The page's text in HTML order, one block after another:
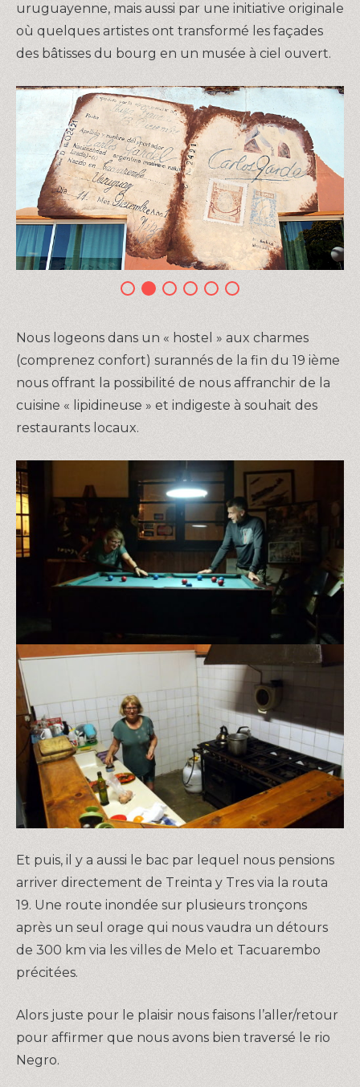
uruguayenne, mais aussi par une initiative originale
où quelques artistes ont transformé les façades
des bâtisses du bourg en un musée à ciel ouvert.
Nous logeons dans un « hostel » aux charmes
(comprenez confort) surannés de la fin du 19 ième
nous offrant la possibilité de nous affranchir de la
cuisine « lipidineuse » et indigeste à souhait des
restaurants locaux.
Et puis, il y a aussi le bac par lequel nous pensions
arriver directement de Treinta y Tres via la routa
19. Une route inondée sur plusieurs tronçons
après un seul orage qui nous vaudra un détours
de 300 km via les villes de Melo et Tacuarembo
précitées.
Alors juste pour le plaisir nous faisons l’aller/retour
pour affirmer que nous avons bien traversé le rio
Negro.